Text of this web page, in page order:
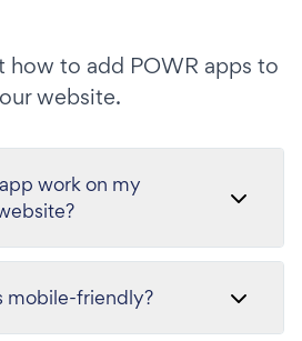
how to add POWR apps to
website.
work on my
mobile-friendly?